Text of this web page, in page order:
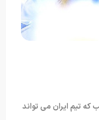
كه تيم ايران مي تواند